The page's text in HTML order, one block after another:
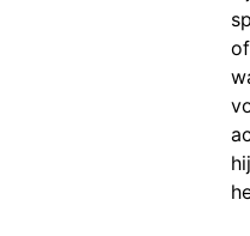
of
hij